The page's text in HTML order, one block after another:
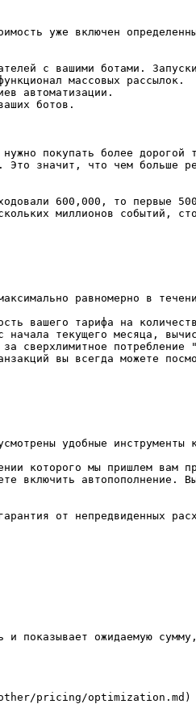
уже включен
с вашими ботами.
массовых рассылок.
автоматизации.
ботов.
покупать более
значит, что чем больше
600,000, то первые
миллионов событий,
равномерно в
вашего тарифа на
текущего месяца,
сверхлимитное
вы всегда можете
удобные инструменты
которого мы пришлем вам
включить автопополнение.
показывает ожидаемую